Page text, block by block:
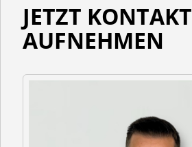
JETZT KONTAKT
AUFNEHMEN